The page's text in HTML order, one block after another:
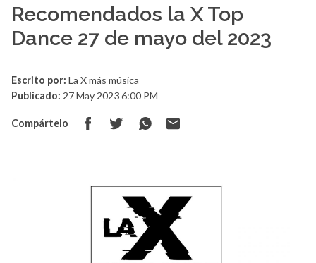
Recomendados la X Top
Dance 27 de mayo del 2023
Escrito por: La X más música
Publicado: 27 May 2023 6:00 PM
Compártelo